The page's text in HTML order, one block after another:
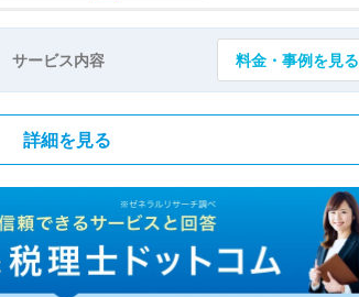
サービス内容 料金・事例を見る
詳細を見る